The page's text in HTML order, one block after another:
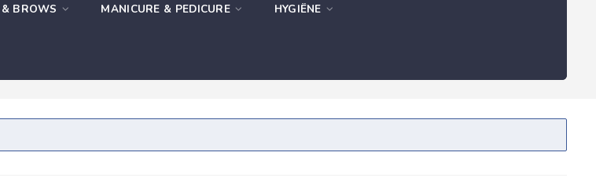
BROWS MANICURE & PEDICURE HYGIËNE